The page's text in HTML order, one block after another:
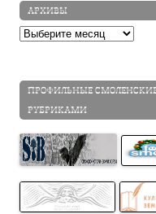
АРХИВЫ
Архивы
ПРОФИЛЬНЫЕ
РУБРИКАМИ